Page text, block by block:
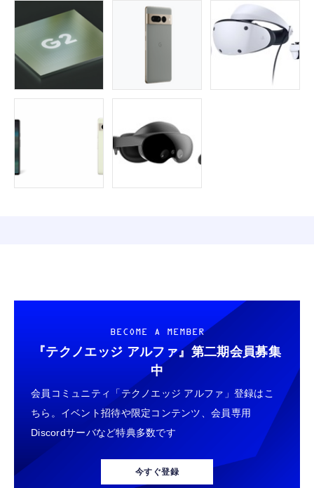
BECOME A MEMBER
『テクノエッジ アルファ』 第二期会員募集
中
会員コミュニティ「テクノエッジ アルファ」登録はこ
ちら。イベント招待や限定コンテンツ、会員専用
Discordサーバなど特典多数です
今すぐ登録